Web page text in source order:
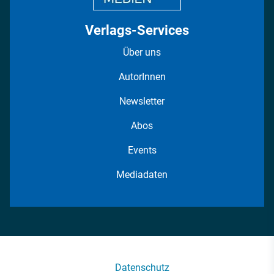
Verlags-Services
Über uns
AutorInnen
Newsletter
Abos
Events
Mediadaten
Datenschutz